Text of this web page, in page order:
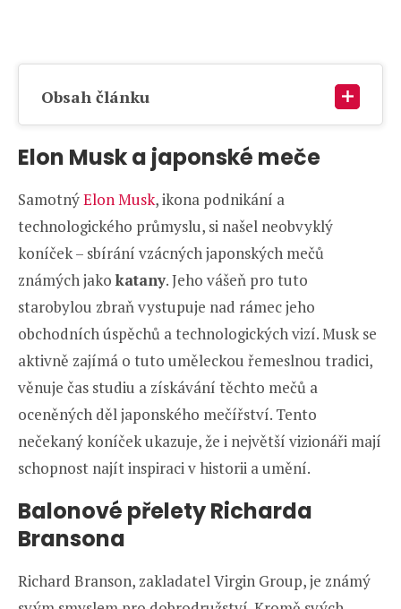
Obsah článku
Elon Musk a japonské meče
SamotnýElon Musk, ikona podnikání a
technologického průmyslu, si našel neobvyklý
koníček – sbírání vzácných japonských mečů
známých jako katany. Jeho vášeň pro tuto
starobylou zbraň vystupuje nad rámec jeho
obchodních úspěchů a technologických vizí. Musk se
aktivně zajímá o tuto uměleckou řemeslnou tradici,
věnuje čas studiu a získávání těchto mečů a
oceněných děl japonského mečířství. Tento
nečekaný koníček ukazuje, že i největší vizionáři mají
schopnost najít inspiraci v historii a umění.
Balonové přelety Richarda
Bransona
Richard Branson, zakladatel Virgin Group, je známý